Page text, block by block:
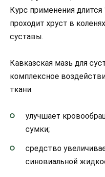
Курс применения длится
проходит хруст в
суставы.
Кавказская мазь для
комплексное
ткани:
улучшает
сумки;
средство
синовиальной